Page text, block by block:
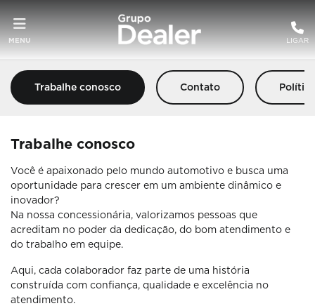
MENU LIGAR
Contato
Trabalhe conosco
Trabalhe conosco
Você é apaixonado pelo mundo automotivo e busca uma
oportunidade para crescer em um ambiente dinâmico e
inovador?
Na nossa concessionária, valorizamos pessoas que
acreditam no poder da dedicação, do bom atendimento e
do trabalho em equipe.
Aqui, cada colaborador faz parte de uma história
construída com confiança, qualidade e excelência no
atendimento.